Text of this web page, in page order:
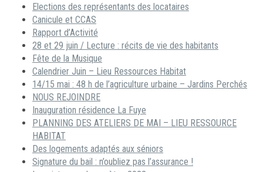
Elections des représentants des locataires
Canicule et CCAS
Rapport d’Activité
28 et 29 juin / Lecture : récits de vie des habitants
Fête de la Musique
Calendrier Juin – Lieu Ressources Habitat
14/15 mai : 48 h de l’agriculture urbaine – Jardins Perchés
NOUS REJOINDRE
Inauguration résidence La Fuye
PLANNING DES ATELIERS DE MAI – LIEU RESSOURCE
HABITAT
Des logements adaptés aux séniors
Signature du bail : n’oubliez pas l’assurance !